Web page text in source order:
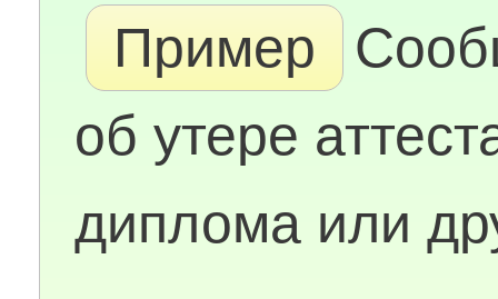
Пример
об утере
диплома или